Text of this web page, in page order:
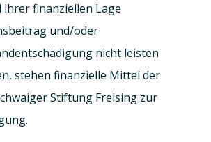
ihrer finanziellen Lage
und/oder
nicht leisten
stehen finanzielle Mittel der
Stiftung Freising zur